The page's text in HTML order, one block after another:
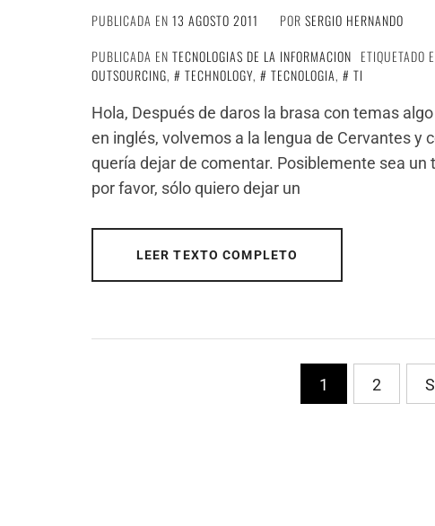
PUBLICADA EN 13 AGOSTO 2011 POR SERGIO HERNANDO
PUBLICADA EN TECNOLOGIAS DE LA INFORMACION ETIQUETADO
OUTSOURCING, TECHNOLOGY, TECNOLOGIA,
TI
Hola, Después de daros la brasa con temas
en inglés, volvemos a la lengua de Cervantes y
quería dejar de comentar. Posiblemente sea
por favor, sólo quiero dejar un
LEER TEXTO COMPLETO
1 2